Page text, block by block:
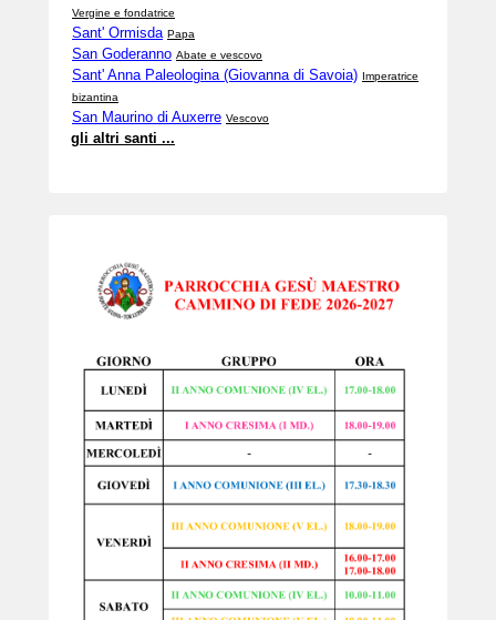
Vergine e fondatrice
Sant' Ormisda Papa
San Goderanno Abate e vescovo
Sant' Anna Paleologina (Giovanna di Savoia) Imperatrice
bizantina
San Maurino di Auxerre Vescovo
gli altri santi ...